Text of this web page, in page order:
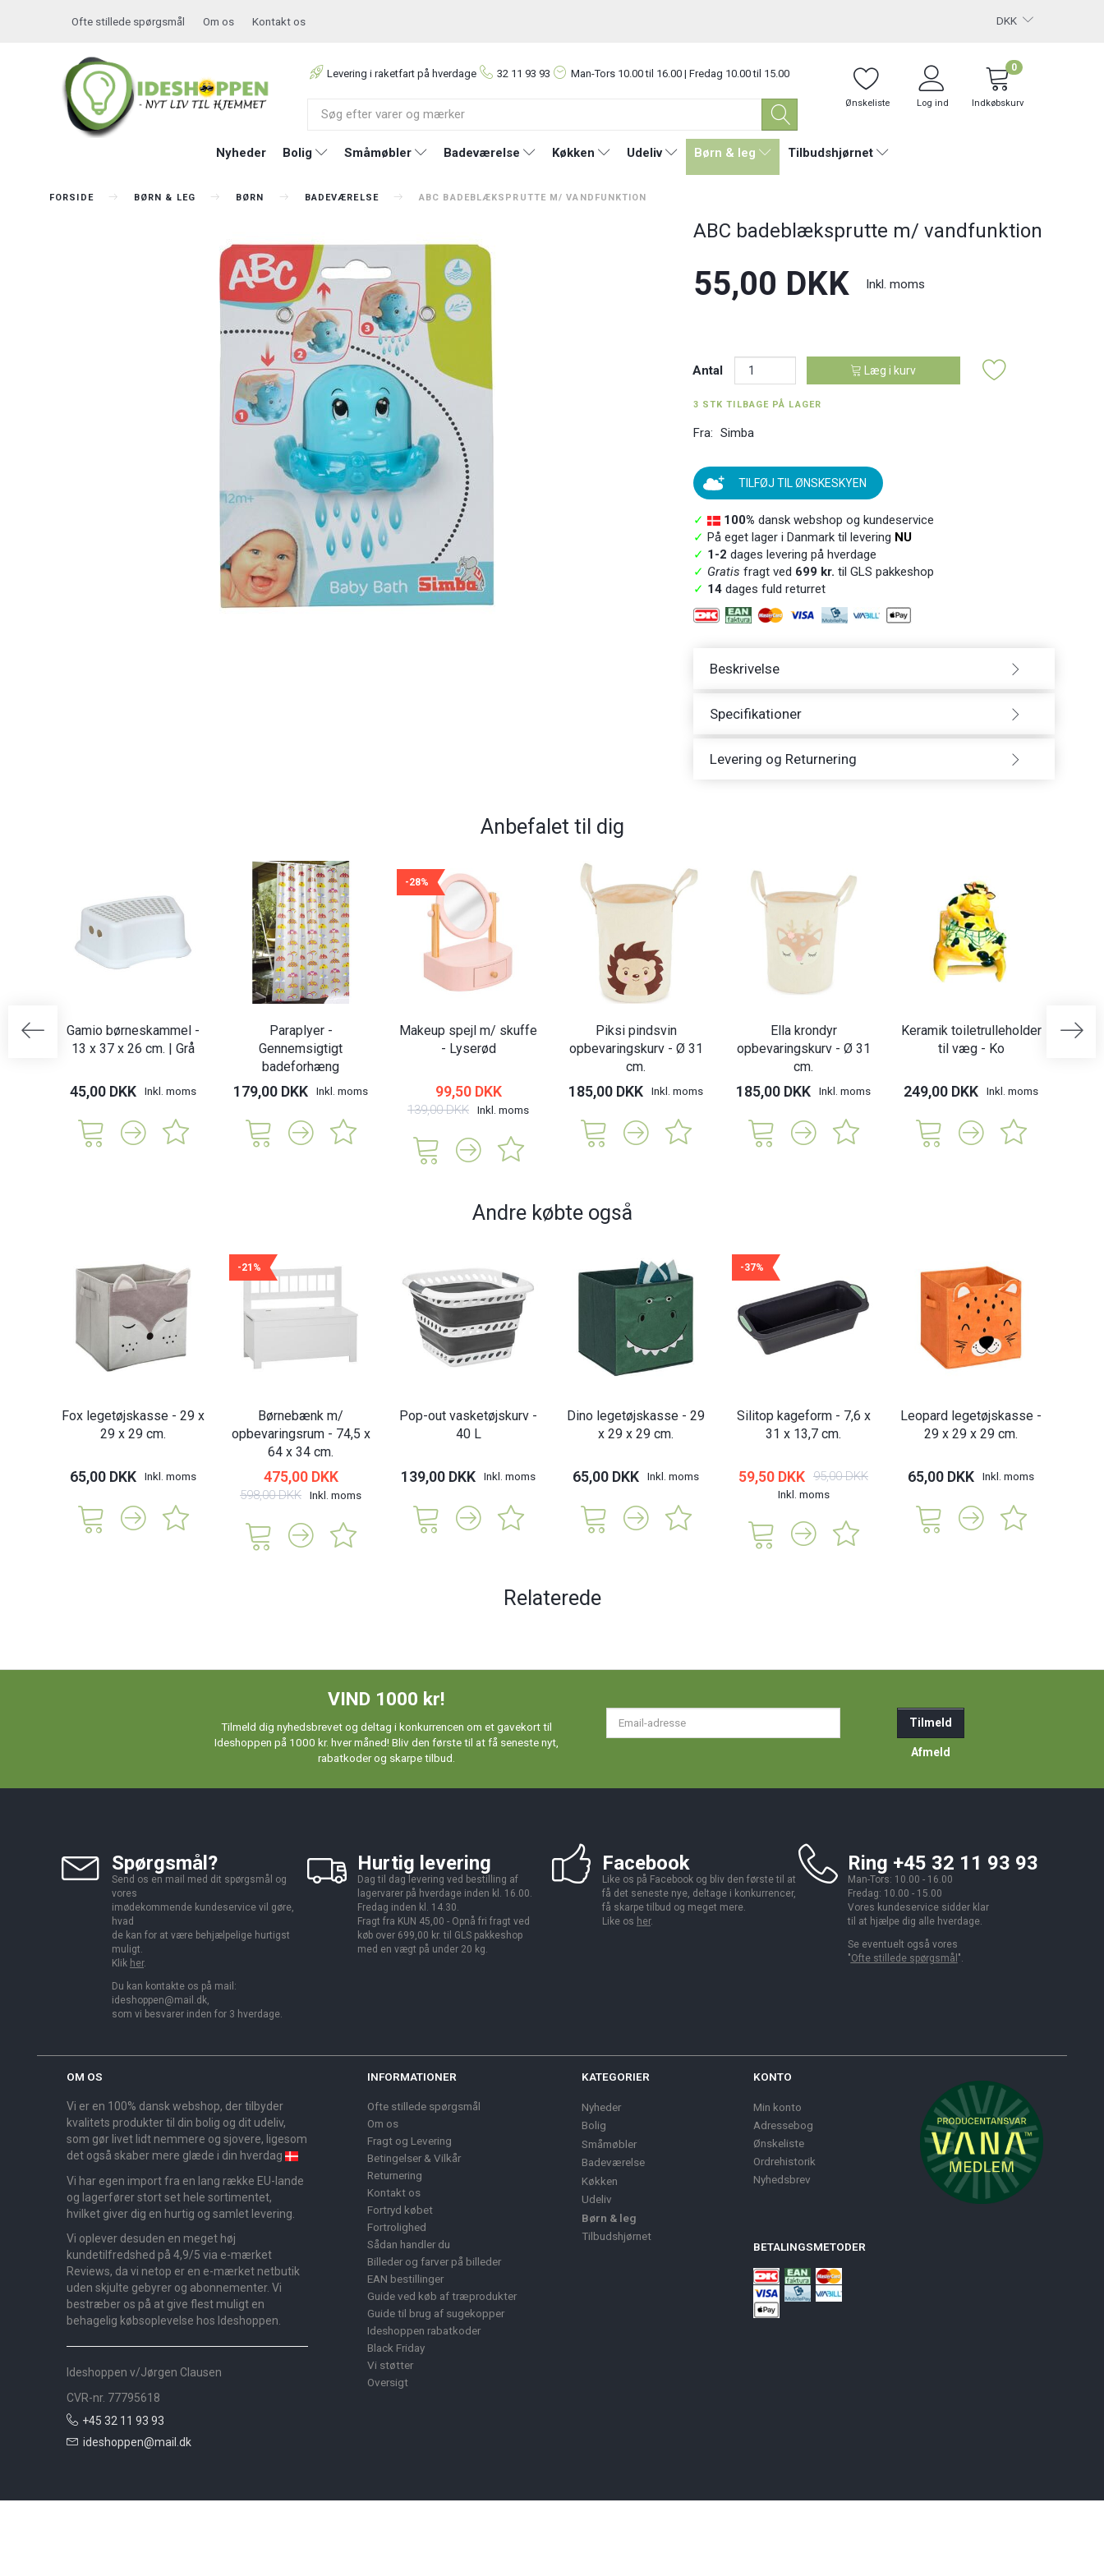
DKK
Ofte stillede spørgsmål Om os Kontakt os
Levering i raketfart på hverdage 32 11 93 93 Man-Tors 10.00 til 16.00 | Fredag 10.00 til 15.00
Ønskeliste Log ind Indkøbskurv
0
Nyheder Bolig Småmøbler Badeværelse Køkken Udeliv Børn & leg Tilbudshjørnet
FORSIDE BØRN & LEG BØRN BADEVÆRELSE ABC BADEBLÆKSPRUTTE M/ VANDFUNKTION
ABC badeblæksprutte m/ vandfunktion
55,00 DKK Inkl. moms
Antal Læg i kurv
3 STK TILBAGE PÅ LAGER
Fra: Simba
TILFØJ TIL ØNSKESKYEN
✓ 100% dansk webshop og kundeservice
✓ På eget lager i Danmark til levering NU
✓ 1-2 dages levering på hverdage
✓ Gratis fragt ved 699 kr. til GLS pakkeshop
✓ 14dages fuld returret
Beskrivelse
Specifikationer
Levering og Returnering
Anbefalet til dig
Gamio børneskammel -
13 x 37 x 26 cm. | Grå
45,00 DKK Inkl. moms
Paraplyer -
Gennemsigtigt
badeforhæng
179,00 DKK Inkl. moms
-28%
Makeup spejl m/ skuffe
- Lyserød
99,50 DKK
139,00 DKK Inkl. moms
Piksi pindsvin
opbevaringskurv - Ø 31
cm.
185,00 DKK Inkl. moms
Ella krondyr
opbevaringskurv - Ø 31
cm.
185,00 DKK Inkl. moms
Keramik toiletrulleholder
til væg - Ko
249,00 DKK Inkl. moms
Andre købte også
Fox legetøjskasse - 29 x
29 x 29 cm.
65,00 DKK Inkl. moms
-21%
Børnebænk m/
opbevaringsrum - 74,5 x
64 x 34 cm.
475,00 DKK
598,00 DKK Inkl. moms
Pop-out vasketøjskurv -
40 L
139,00 DKK Inkl. moms
Dino legetøjskasse - 29
x 29 x 29 cm.
65,00 DKK Inkl. moms
-37%
Silitop kageform - 7,6 x
31 x 13,7 cm.
59,50 DKK 95,00 DKK
Inkl. moms
Leopard legetøjskasse -
29 x 29 x 29 cm.
65,00 DKK Inkl. moms
Relaterede
VIND 1000 kr!
Tilmeld dig nyhedsbrevet og deltag i konkurrencen om et gavekort til
Ideshoppen på 1000 kr. hver måned! Bliv den første til at få seneste nyt,
rabatkoder og skarpe tilbud.
Tilmeld
Afmeld
Spørgsmål?
Send os en mail med dit spørgsmål og
vores
imødekommende kundeservice vil gøre,
hvad
de kan for at være behjælpelige hurtigst
muligt.
Klik her.
Du kan kontakte os på mail:
ideshoppen@mail.dk,
som vi besvarer inden for 3 hverdage.
Hurtig levering
Dag til dag levering ved bestilling af
lagervarer på hverdage inden kl. 16.00.
Fredag inden kl. 14.30.
Fragt fra KUN 45,00 - Opnå fri fragt ved
køb over 699,00 kr. til GLS pakkeshop
med en vægt på under 20 kg.
Facebook
Like os på Facebook og bliv den første til at
få det seneste nye, deltage i konkurrencer,
få skarpe tilbud og meget mere.
Like os her.
Ring +45 32 11 93 93
Man-Tors: 10.00 - 16.00
Fredag: 10.00 - 15.00
Vores kundeservice sidder klar
til at hjælpe dig alle hverdage.
Se eventuelt også vores
"Ofte stillede spørgsmål ".
OM OS
Vi er en 100% dansk webshop, der tilbyder
kvalitets produkter til din bolig og dit udeliv,
som gør livet lidt nemmere og sjovere, ligesom
det også skaber mere glæde i din hverdag
Vi har egen import fra en lang række EU-lande
og lagerfører stort set hele sortimentet,
hvilket giver dig en hurtig og samlet levering.
Vi oplever desuden en meget høj
kundetilfredshed på 4,9/5 via e-mærket
Reviews, da vi netop er en e-mærket netbutik
uden skjulte gebyrer og abonnementer. Vi
bestræber os på at give flest muligt en
behagelig købsoplevelse hos Ideshoppen.
Ideshoppen v/Jørgen Clausen
CVR-nr. 77795618
+45 32 11 93 93
ideshoppen@mail.dk
INFORMATIONER
Ofte stillede spørgsmål
Om os
Fragt og Levering
Betingelser & Vilkår
Returnering
Kontakt os
Fortryd købet
Fortrolighed
Sådan handler du
Billeder og farver på billeder
EAN bestillinger
Guide ved køb af træprodukter
Guide til brug af sugekopper
Ideshoppen rabatkoder
Black Friday
Vi støtter
Oversigt
KATEGORIER
Nyheder
Bolig
Småmøbler
Badeværelse
Køkken
Udeliv
Børn & leg
Tilbudshjørnet
KONTO
Min konto
Adressebog
Ønskeliste
Ordrehistorik
Nyhedsbrev
BETALINGSMETODER